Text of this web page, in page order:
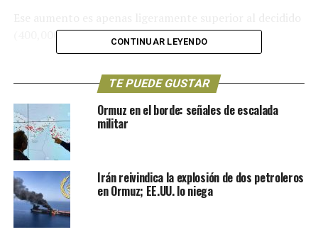
(400,000 barriles diarios) en meses anteriores.
las expectativas eran enormes después de que el
petróleo alcanzara el 7 de marzo los récords históricos
logrados en la crisis financiera de 2008, al superar los
130 dólares el barril. Desde entonces, las cotizaciones
han bajado sensiblemente, aunque se mantienen altos.
El último día de marzo, el Brent del Mar del Norte, el
petróleo de referencia en Europa, bajaba 5.08%, hasta
107,69 dólares el barril, mientras que
CONTINUAR LEYENDO
TE PUEDE GUSTAR
Ormuz en el borde: señales de escalada
militar
Irán reivindica la explosión de dos petroleros
en Ormuz; EE.UU. lo niega